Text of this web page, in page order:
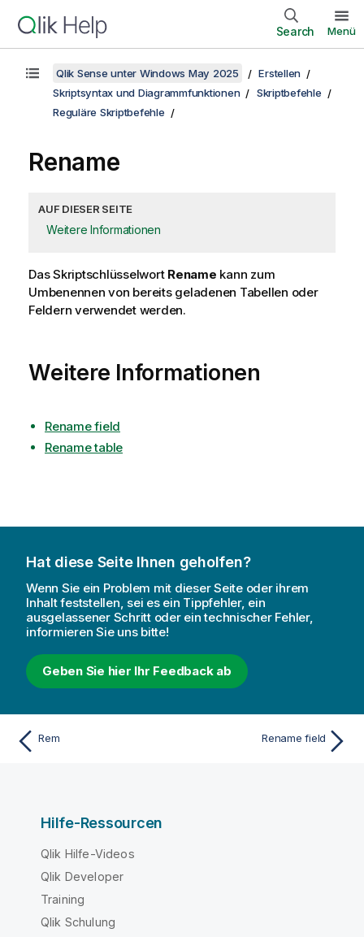
Search Menü
Qlik Sense unter Windows May 2025
Erstellen
Skriptsyntax und Diagrammfunktionen
Skriptbefehle
Reguläre Skriptbefehle
Rename
AUF DIESER SEITE
Weitere Informationen
Das Skriptschlüsselwort Rename kann zum
Umbenennen von bereits geladenen Tabellen oder
Feldern verwendet werden.
Weitere Informationen
Rename field
Rename table
Hat diese Seite Ihnen geholfen?
Wenn Sie ein Problem mit dieser Seite oder ihrem
Inhalt feststellen, sei es ein Tippfehler, ein
ausgelassener Schritt oder ein technischer Fehler,
informieren Sie uns bitte!
Geben Sie hier Ihr Feedback ab
Rem Rename field
Hilfe-Ressourcen
Qlik Hilfe-Videos
Qlik Developer
Training
Qlik Schulung